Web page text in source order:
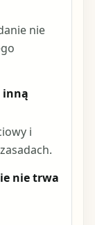
nie
inną
i
nie trwa